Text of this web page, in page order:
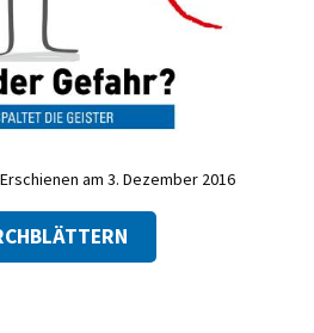
am 3. Dezember 2016